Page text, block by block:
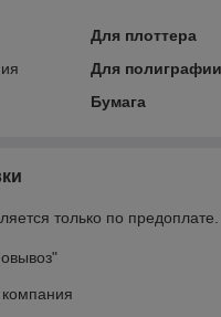
Для плоттера
Для полиграфии
Бумага
только по предоплате.